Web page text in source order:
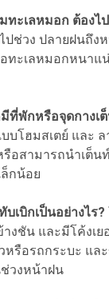
ทะเลหมอก ต้องไ
ปช่วง ปลายฝนถึง
อทะเลหมอกหนา
ที่พักหรือจุดกางเ
บโฮมสเตย์ และ
รือสามารถนำเต็น
กน้อย
เบิกเป็นอย่างไร?
งชัน และมีโค้งเย
รือรถกระบะ แล
วงหน้าฝน